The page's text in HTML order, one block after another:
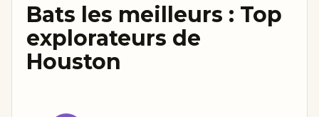
Bats les meilleurs : Top
explorateurs de
Houston